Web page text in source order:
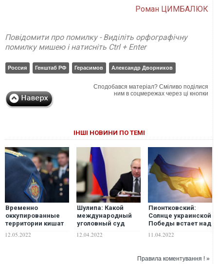
Роман ЦИМБАЛЮК
Повідомити про помилку - Виділіть орфографічну
помилку мишею і натисніть Ctrl + Enter
Россия Генштаб РФ Герасимов Александр Дворников
Сподобався матеріал? Сміливо поділися
ним в соцмережах через ці кнопки
ІНШІ НОВИНИ ПО ТЕМІ
Временно
оккупированные
территории кишат
сотрудниками ФСБ:
краткий обзор
12.05.2022
Шулипа: Какой
международный
уголовный суд
должен судить
Путина и
12.04.2022
Пионтковский:
Солнце украинской
Победы встает над
миром
11.04.2022
Правила коментування ! »